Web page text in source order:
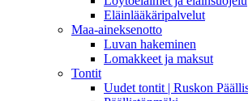
Eläinlääkäripalvelut
Maa-aineksenotto
Luvan hakeminen
Lomakkeet ja maksut
Tontit
Uudet tontit | Ruskon